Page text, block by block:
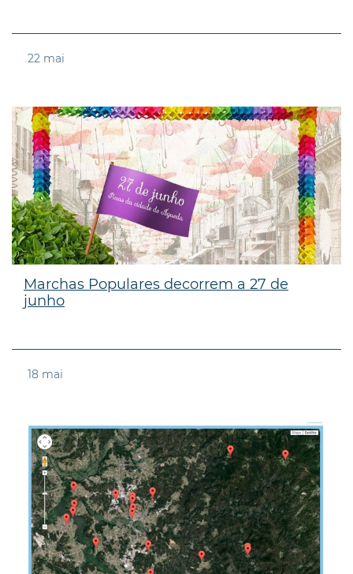
22 mai
Marchas Populares decorrem a 27 de
junho
18 mai